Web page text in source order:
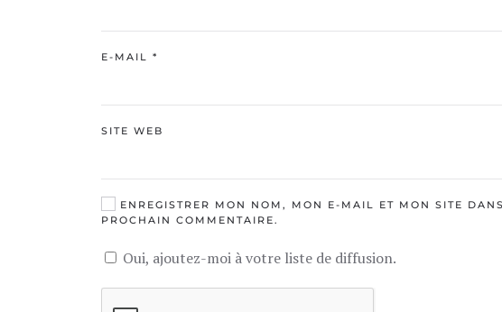
E-MAIL *
SITE WEB
ENREGISTRER MON NOM, MON E-MAIL ET MON SITE
PROCHAIN COMMENTAIRE.
Oui, ajoutez-moi à votre liste de diffusion.